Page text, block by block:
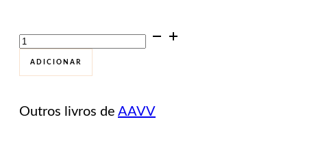
Quantidade
de
Engrenagem
De
ADICIONAR
Outros livros de AAVV